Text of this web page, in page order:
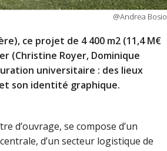
@Andrea Bosio
ce projet de 4 400 m2 (11,4 M€
(Christine Royer, Dominique
universitaire : des lieux
son identité graphique.
d’ouvrage, se compose d’un
d’un secteur logistique de